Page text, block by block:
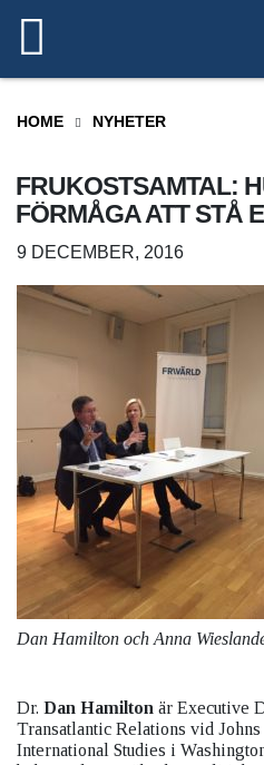
HOME NYHETER
FRUKOSTSAMTAL:
FÖRMÅGA ATT STÅ
9 DECEMBER, 2016
Dan Hamilton och Anna
Dr. Dan Hamilton är Executive
Transatlantic Relations vid
International Studies i